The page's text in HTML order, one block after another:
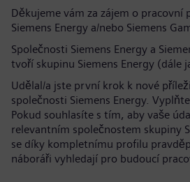
Děkujeme vám za zájem o pracovní
Siemens Energy a/nebo Siemens
Společnosti Siemens Energy a
tvoří skupinu Siemens Energy (dále
Udělal/a jste první krok k nové
společnosti Siemens Energy.
Pokud souhlasíte s tím, aby vaše
relevantním společnostem skupiny
se díky kompletnímu profilu
náboráři vyhledají pro budoucí